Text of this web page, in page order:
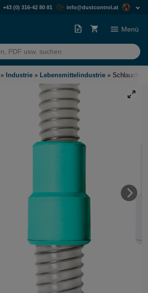
+43 (0) 316-42 80 81 info@dustcontrol.at
Menü
» Industrie » Lebensmittelindustrie »